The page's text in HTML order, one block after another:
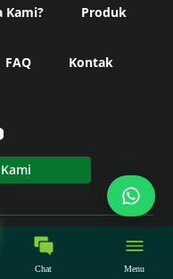
Kami? Produk
FAQ Kontak
Rights Reserved -
Chat Menu